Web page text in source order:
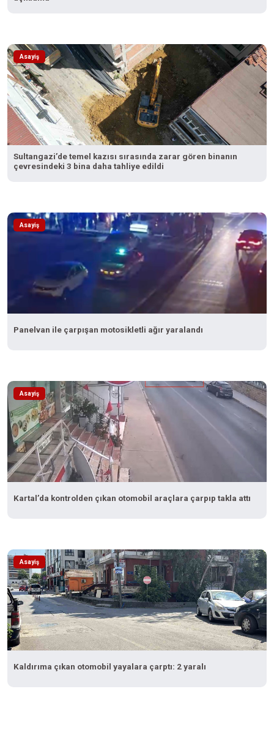
Asayiş
Sultangazi’de temel kazısı sırasında zarar gören binanın
çevresindeki 3 bina daha tahliye edildi
Asayiş
Panelvan ile çarpışan motosikletli ağır yaralandı
Asayiş
Kartal’da kontrolden çıkan otomobil araçlara çarpıp takla attı
Asayiş
Kaldırıma çıkan otomobil yayalara çarptı: 2 yaralı